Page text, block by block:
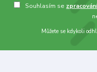
Souhlasím se
Můžete se kdykoli